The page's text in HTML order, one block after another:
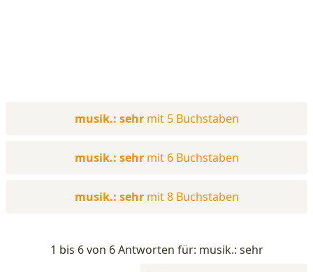
musik.: sehr mit 5 Buchstaben
musik.: sehr mit 6 Buchstaben
musik.: sehr mit 8 Buchstaben
1 bis 6 von 6 Antworten für: musik.: sehr